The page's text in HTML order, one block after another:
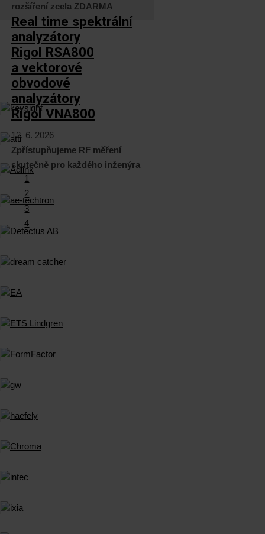
rozšíření zcela ZDARMA
Real time spektrální
analyzátory
Rigol RSA800
a vektorové
obvodové
analyzátory
Rigol VNA800
12. 6. 2026
Zpřístupňujeme RF měření
skutečně pro každého inženýra
1
2
3
4